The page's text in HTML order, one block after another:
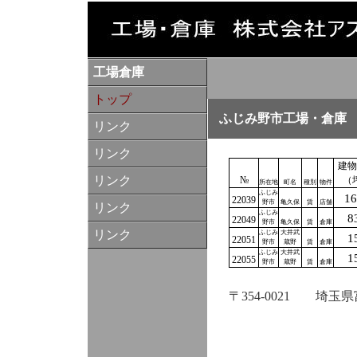
工場倉庫
トップ
リンク
リンク
リンク
リンク
リンク
ふじみ野市工場・倉庫
№ 所在地 町名 種別 物件
建
22039
ふじみ
野市
亀久保 賃 店舗
22049
ふじみ
野市
亀久保 賃 倉庫
22051
ふじみ
野市
大井武
蔵野
賃 倉庫
22055
ふじみ
野市
大井武
蔵野
賃 倉庫
〒354-0021
埼玉県富